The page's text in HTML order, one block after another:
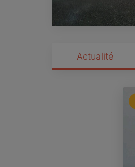
Actualité